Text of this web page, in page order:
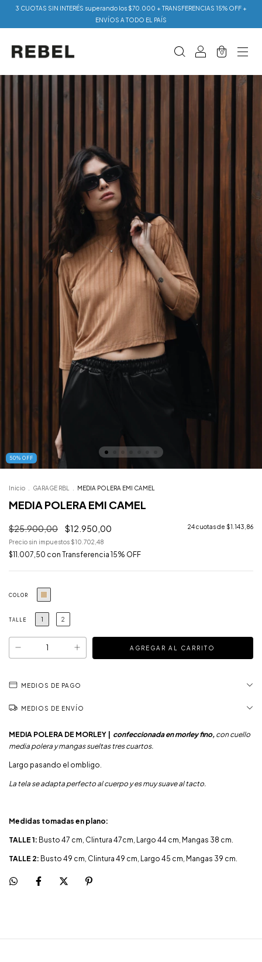
3 CUOTAS SIN INTERÉS superando los $70.000 + TRANSFERENCIAS 15% OFF +
ENVÍOS A TODO EL PAÍS
0
50% OFF
Inicio GARAGE RBL MEDIA POLERA EMI CAMEL
MEDIA POLERA EMI CAMEL
$25.900,00 $12.950,00 24cuotas de $1.143,86
Precio sin impuestos $10.702,48
$11.007,50 con Transferencia 15% OFF
COLOR
TALLE 1 2
MEDIOS DE PAGO
MEDIOS DE ENVÍO
MEDIA POLERA DE MORLEY | confeccionada en morley fino, con cuello
media polera y mangas sueltas tres cuartos.
Largo pasando el ombligo.
La tela se adapta perfecto al cuerpo y es muy suave al tacto.
Medidas tomadas en plano:
TALLE 1: Busto 47 cm, CIintura 47cm, Largo 44 cm, Mangas 38 cm.
TALLE 2: Busto 49 cm, CIintura 49 cm, Largo 45 cm, Mangas 39 cm.